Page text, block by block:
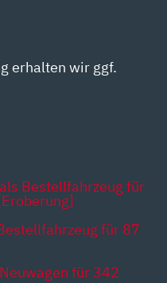
erhalten wir ggf.
Bestellfahrzeug für
für 87
für 342